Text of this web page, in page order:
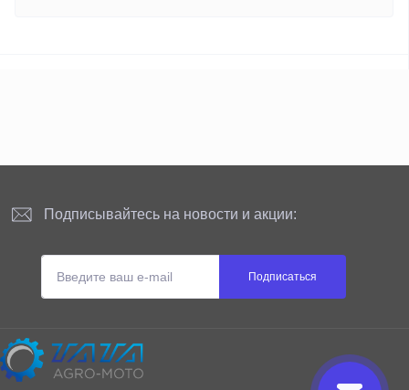
Подписывайтесь на новости и акции:
Подписаться